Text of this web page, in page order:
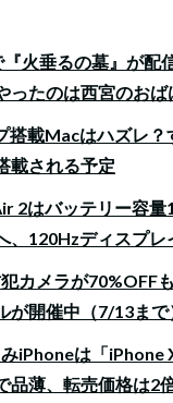
火垂るの墓』が配
ったのは西宮のおば
搭載Macはハズレ
載される予定
2はバッテリー容
、120Hzディスプレ
カメラが70%OFF
が開催中（7/13まで
iPhoneは「iPhone
品薄、転売価格は2